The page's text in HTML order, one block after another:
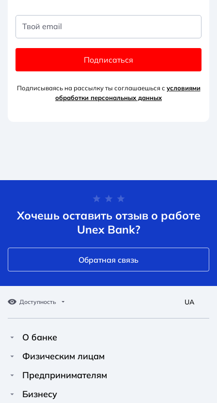
Твой email
Подписаться
Подписываясь на рассылку ты соглашаешься с условиями
обработки персональных данных
Хочешь оставить отзыв о работе
Unex Bank?
Обратная связь
Доступность
A A
Обычный
A A
Средний
A A
Большой
UA
О банке
Про Unex Bank
Физическим лицам
Кредиты
Предпринимателям
Финансирование
Бизнесу